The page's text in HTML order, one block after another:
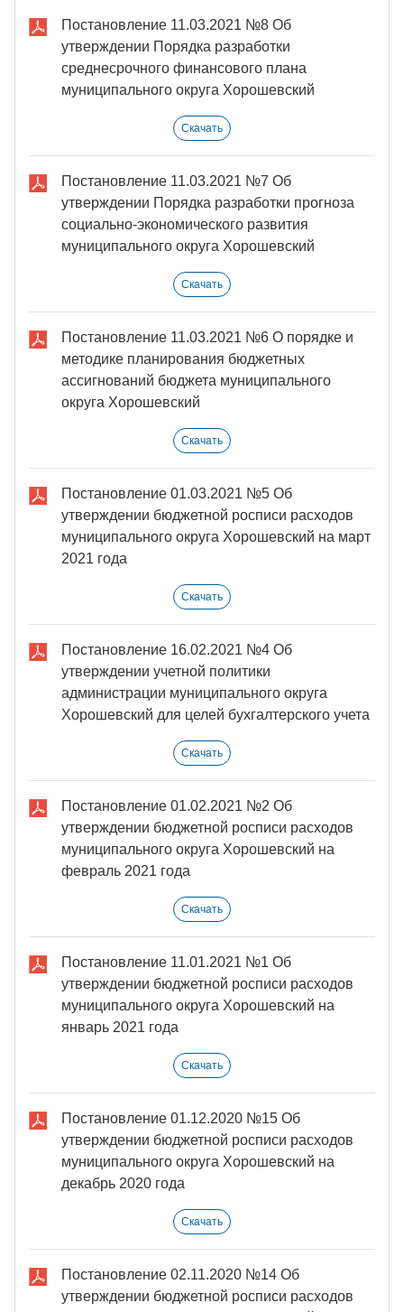
Постановление 11.03.2021 №8 Об
утверждении Порядка разработки
среднесрочного финансового плана
муниципального округа Хорошевский
Скачать
Постановление 11.03.2021 №7 Об
утверждении Порядка разработки прогноза
социально-экономического развития
муниципального округа Хорошевский
Скачать
Постановление 11.03.2021 №6 О порядке и
методике планирования бюджетных
ассигнований бюджета муниципального
округа Хорошевский
Скачать
Постановление 01.03.2021 №5 Об
утверждении бюджетной росписи расходов
муниципального округа Хорошевский на март
2021 года
Скачать
Постановление 16.02.2021 №4 Об
утверждении учетной политики
администрации муниципального округа
Хорошевский для целей бухгалтерского учета
Скачать
Постановление 01.02.2021 №2 Об
утверждении бюджетной росписи расходов
муниципального округа Хорошевский на
февраль 2021 года
Скачать
Постановление 11.01.2021 №1 Об
утверждении бюджетной росписи расходов
муниципального округа Хорошевский на
январь 2021 года
Скачать
Постановление 01.12.2020 №15 Об
утверждении бюджетной росписи расходов
муниципального округа Хорошевский на
декабрь 2020 года
Скачать
Постановление 02.11.2020 №14 Об
утверждении бюджетной росписи расходов